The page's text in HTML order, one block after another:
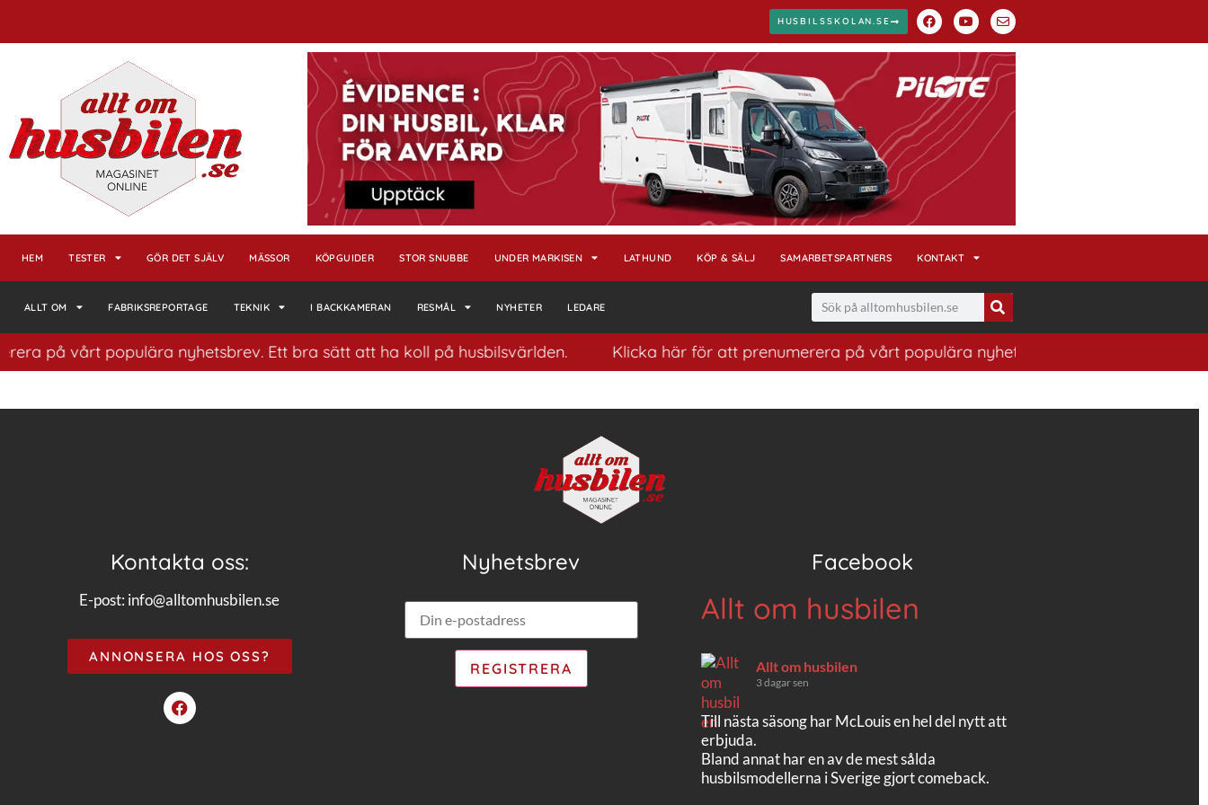
HUSBILSSKOLAN.SE
HEM TESTER GÖR DET SJÄLV MÄSSOR KÖPGUIDER STOR SNUBBE UNDER MARKISEN LATHUND KÖP & SÄLJ SAMARBETSPARTNERS KONTAKT
ALLT OM FABRIKSREPORTAGE TEKNIK I BACKKAMERAN RESMÅL NYHETER LEDARE
på vårt populära nyhetsbrev. Ett bra sätt att ha koll på husbilsvärlden. Klicka här för att prenumerera på vårt populära nyhetsbrev. Ett bra sätt att ha
Kontakta oss:
E-post: info@alltomhusbilen.se
ANNONSERA HOS OSS?
Nyhetsbrev Facebook
Allt om husbilen
Allt om husbilen
3 dagar sen
Till nästa säsong har McLouis en hel del nytt att
erbjuda.
Bland annat har en av de mest sålda
husbilsmodellerna i Sverige gjort comeback.